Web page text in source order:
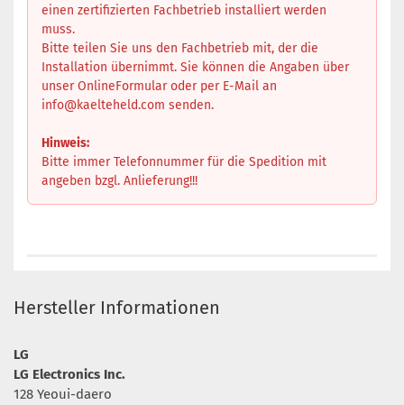
einen zertifizierten Fachbetrieb installiert werden
muss.
Bitte teilen Sie uns den Fachbetrieb mit, der die
Installation übernimmt. Sie können die Angaben über
unser OnlineFormular oder per E-Mail an
info@kaelteheld.com senden.
Hinweis:
Bitte immer Telefonnummer für die Spedition mit
angeben bzgl. Anlieferung!!!
Hersteller Informationen
LG
LG Electronics Inc.
128 Yeoui-daero